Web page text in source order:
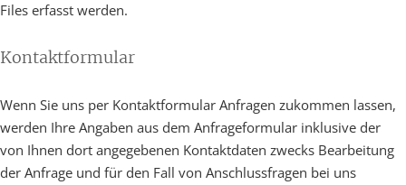
Files erfasst werden.
Kontaktformular
Wenn Sie uns per Kontaktformular Anfragen zukommen lassen,
werden Ihre Angaben aus dem Anfrageformular inklusive der
von Ihnen dort angegebenen Kontaktdaten zwecks Bearbeitung
der Anfrage und für den Fall von Anschlussfragen bei uns